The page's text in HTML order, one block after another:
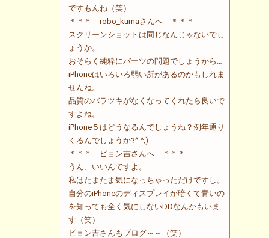
ですもんね（笑）
＊＊＊ robo_kumaさんへ ＊＊＊
スクリーンショットは同じなんじゃないでし
ょうか。
おそらく純粋にバーツの問題でしょうから…
iPhoneはいろいろ弱い所があるのかもしれま
せんね。
品質のバラツキがなくなってくれたら良いで
すよね。
iPhone５はどうなるんでしょうね？例年通り
くるんでしょうか?^-^;)
＊＊＊ ピョン吉さんへ ＊＊＊
うん、いいんですよ。
私はたまたま気になっちゃっただけですし。
自分のiPhoneのディスプレイが暗くて青いの
を知っても全く気にしないDDなんかもいま
す（笑）
ピョン吉さんもブログ～～（笑）